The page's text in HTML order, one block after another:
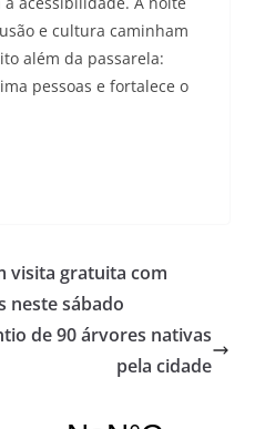
e cultura caminham
além da passarela:
pessoas e fortalece o
visita gratuita com
neste sábado
de 90 árvores nativas
pela cidade